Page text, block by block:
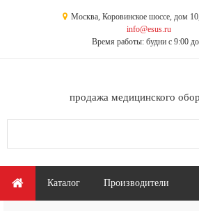
Москва, Коровинское шоссе, дом
info@esus.ru
Время работы: будни с 9:00
продажа медицинского
Главное меню
Каталог Производители